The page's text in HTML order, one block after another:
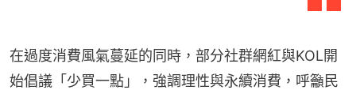
在過度消費風氣蔓延的同時，部分社群網紅與KOL開
始倡議「少買一點」，強調理性與永續消費，呼籲民